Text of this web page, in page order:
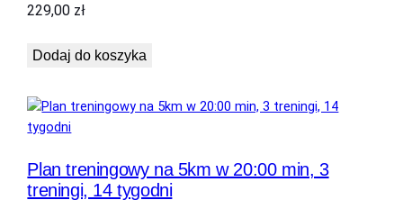
g
d
n
229,00 zł
Dodaj do koszyka
Plan treningowy na 5km w 20:00 min, 3
treningi, 14 tygodni